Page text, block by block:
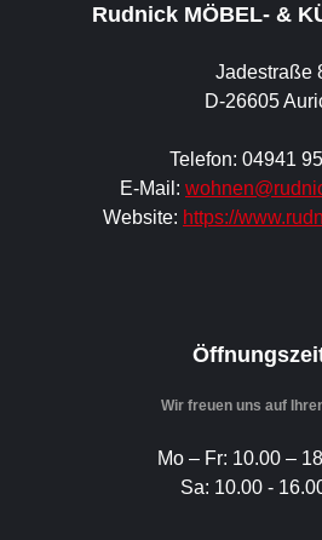
Rudnick MÖBEL- &
Jadestraße
D-26605
Telefon: 04941
E-Mail:
Website: https://
Wir freuen uns auf
Mo – Fr: 10.00 –
Sa: 10.00 -